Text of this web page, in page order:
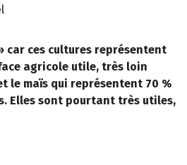
car ces cultures représentent
agricole utile, très loin
le maïs qui représentent 70 %
Elles sont pourtant très utiles,